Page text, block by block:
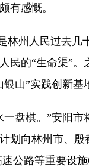
有感慨。
州人民过去几
民的“生命渠”
山”实践创新基
棋。”安阳市
划向林州市、
公路等重要设